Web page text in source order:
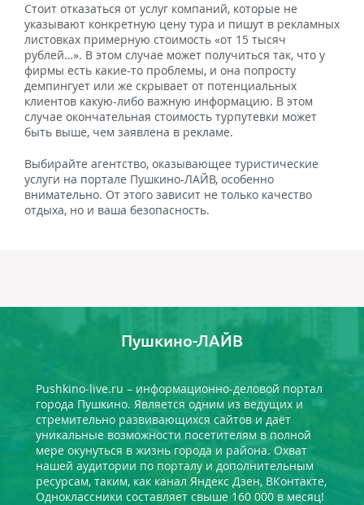
Стоит отказаться от услуг компаний, которые не
указывают конкретную цену тура и пишут в рекламных
листовках примерную стоимость «от 15 тысяч
рублей…». В этом случае может получиться так, что у
фирмы есть какие-то проблемы, и она попросту
демпингует или же скрывает от потенциальных
клиентов какую-либо важную информацию. В этом
случае окончательная стоимость турпутевки может
быть выше, чем заявлена в рекламе.
Выбирайте агентство, оказывающее туристические
услуги на портале Пушкино-ЛАЙВ, особенно
внимательно. От этого зависит не только качество
отдыха, но и ваша безопасность.
Пушкино-ЛАЙВ
Pushkino-live.ru – информационно-деловой портал
города Пушкино. Является одним из ведущих и
стремительно развивающихся сайтов и даёт
уникальные возможности посетителям в полной
мере окунуться в жизнь города и района. Охват
нашей аудитории по порталу и дополнительным
ресурсам, таким, как канал Яндекс Дзен, ВКонтакте,
Одноклассники составляет свыше 160 000 в месяц!